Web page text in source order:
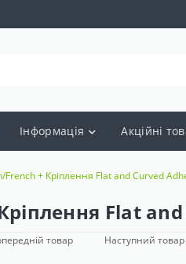
Інформація Акцiйнi
French + Кріплення Flat and Curved
Flat
товар Наступний товар